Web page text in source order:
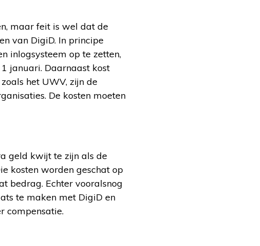
maar feit is wel dat de
van DigiD. In principe
inlogsysteem op te zetten,
januari. Daarnaast kost
het UWV, zijn de
De kosten moeten
geld kwijt te zijn als de
kosten worden geschat op
bedrag. Echter vooralsnog
te maken met DigiD en
compensatie.